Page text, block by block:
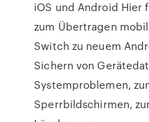
iOS und Android Hier
zum Übertragen
Switch zu neuem
Sichern von
Systemproblemen,
Sperrbildschirmen,